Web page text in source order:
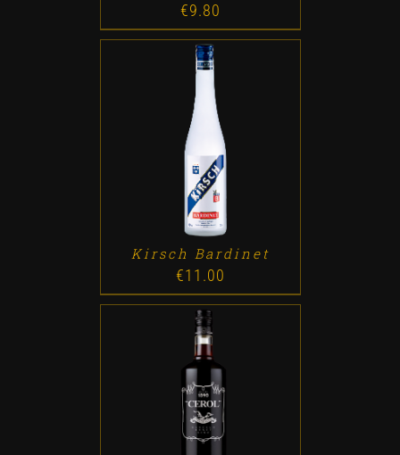
€9.80
ADD TO CART DETALLES
Kirsch Bardinet
€11.00
ADD TO CART / DETALLES